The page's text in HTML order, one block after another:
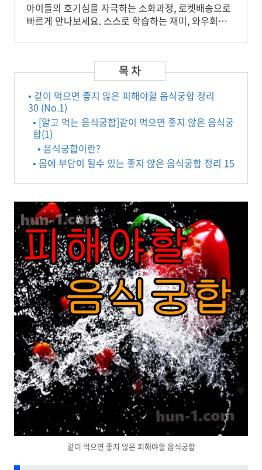
아이들의 호기심을 자극하는 소화과정, 로켓배송으로
빠르게 만나보세요. 스스로 학습하는 재미, 와우회원
• 같이 먹으면 좋지 않은 피해야할 음식궁합 정리
30 (No.1)
• [알고 먹는 음식궁합]같이 먹으면 좋지 않은 음식궁
합(1)
• 음식궁합이란?
• 몸에 부담이 될수 있는 좋지 않은 음식궁합 정리 15
같이 먹으면 좋지 않은 피해야할 음식궁합